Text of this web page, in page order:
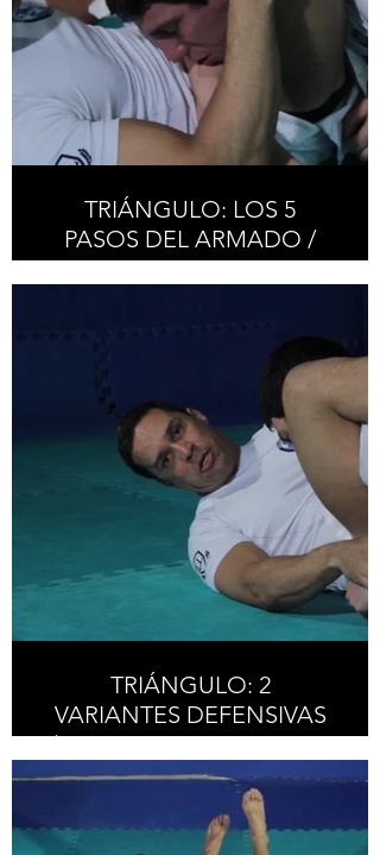
TRIÁNGULO: LOS 5
PASOS DEL ARMADO /
TRIANGLE: THE 5 STEPS
TRIÁNGULO: 2
VARIANTES DEFENSIVAS
/ TRIANGLE: 2 DEFENSIVE
ALTERNATIVES